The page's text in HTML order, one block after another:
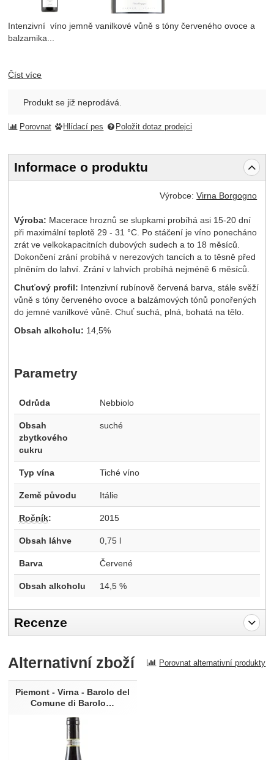
Intenzivní víno jemně vanilkové vůně s tóny červeného ovoce a
balzamika...
Číst více
Produkt se již neprodává.
Porovnat Hlídací pes Položit dotaz prodejci
Informace o produktu
Výrobce:Virna Borgogno
Výroba: Macerace hroznů se slupkami probíhá asi 15-20 dní
při maximální teplotě 29 - 31 °C. Po stáčení je víno ponecháno
zrát ve velkokapacitních dubových sudech a to 18 měsíců.
Dokončení zrání probíhá v nerezových tancích a to těsně před
plněním do lahví. Zrání v lahvích probíhá nejméně 6 měsíců.
Chuťový profil: Intenzivní rubínově červená barva, stále svěží
vůně s tóny červeného ovoce a balzámových tónů ponořených
do jemné vanilkové vůně. Chuť suchá, plná, bohatá na tělo.
Obsah alkoholu: 14,5%
Parametry
Odrůda Nebbiolo
Obsah
zbytkového
cukru
suché
Typ vína Tiché víno
Země původu Itálie
Ročník: 2015
Obsah láhve 0,75 l
Barva Červené
Obsah alkoholu 14,5 %
Recenze
Recenze
Nebyla přidána žádná recenze.
Alternativní zboží Porovnat alternativní produkty
Piemont - Virna - Barolo del
Comune di Barolo…